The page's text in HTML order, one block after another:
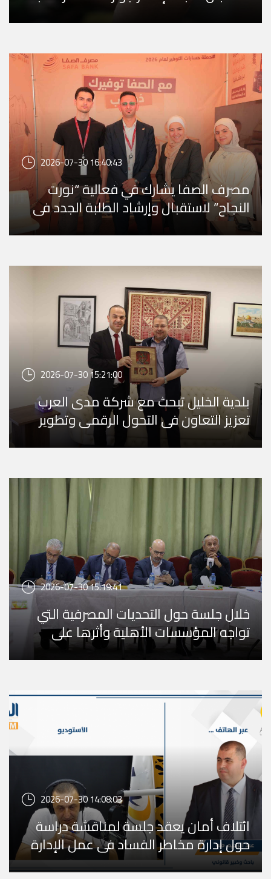
2026-07-30 16:40:43
مصرف الصفا يشارك في فعالية “نورت
النجاح” لاستقبال وإرشاد الطلبة الجدد في
جامعة النجاح ...
2026-07-30 15:21:00
بلدية الخليل تبحث مع شركة مدى العرب
تعزيز التعاون في التحول الرقمي وتطوير
البنية التحت ...
2026-07-30 15:19:41
خلال جلسة حول التحديات المصرفية التي
تواجه المؤسسات الأهلية وأثرها على
الاستجابة الإنسانية
2026-07-30 14:08:03
ائتلاف أمان يعقد جلسة لمناقشة دراسة
حول إدارة مخاطر الفساد في عمل الإدارة
العامة للجما ...